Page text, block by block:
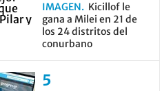
IMAGEN
Kicillof le
gana a Milei en 21 de
los 24 distritos del
conurbano